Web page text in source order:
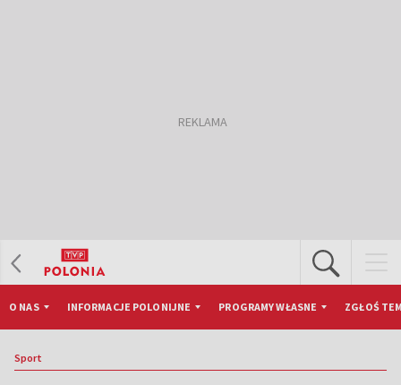
O NAS INFORMACJE POLONIJNE PROGRAMY WŁASNE ZGŁOŚ
Sport